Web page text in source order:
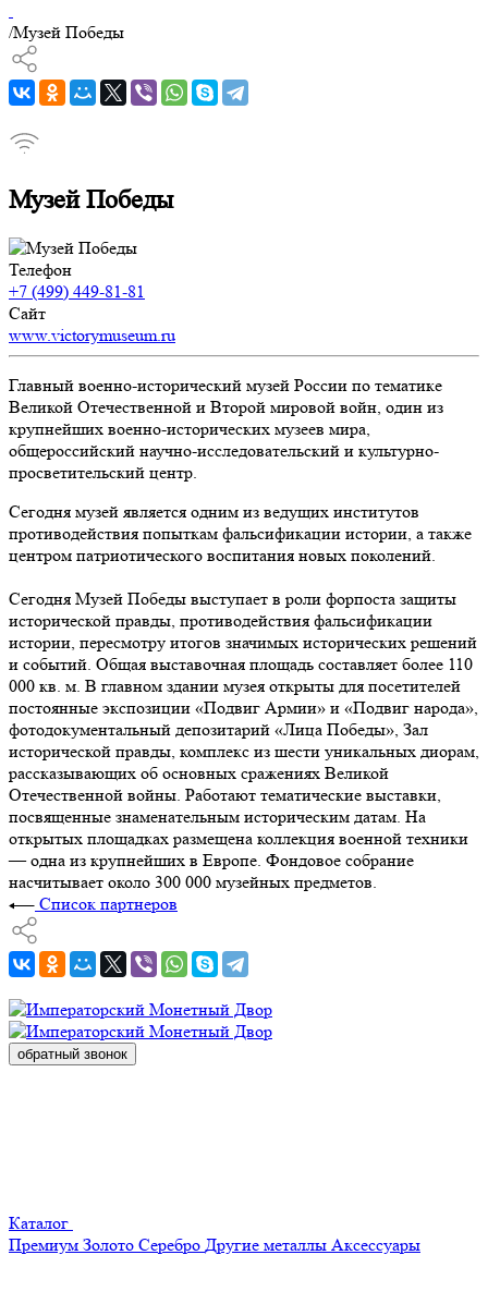
/Музей Победы
Музей Победы
Телефон
+7 (499) 449-81-81
Сайт
www.victorymuseum.ru
Главный военно-исторический музей России по тематике
Великой Отечественной и Второй мировой войн, один из
крупнейших военно-исторических музеев мира,
общероссийский научно-исследовательский и культурно-
просветительский центр.
Сегодня музей является одним из ведущих институтов
противодействия попыткам фальсификации истории, а также
центром патриотического воспитания новых поколений.
Сегодня Музей Победы выступает в роли форпоста защиты
исторической правды, противодействия фальсификации
истории, пересмотру итогов значимых исторических решений
и событий. Общая выставочная площадь составляет более 110
000 кв. м. В главном здании музея открыты для посетителей
постоянные экспозиции «Подвиг Армии» и «Подвиг народа»,
фотодокументальный депозитарий «Лица Победы», Зал
исторической правды, комплекс из шести уникальных диорам,
рассказывающих об основных сражениях Великой
Отечественной войны. Работают тематические выставки,
посвященные знаменательным историческим датам. На
открытых площадках размещена коллекция военной техники
— одна из крупнейших в Европе. Фондовое собрание
насчитывает около 300 000 музейных предметов.
Список партнеров
обратный звонок
Каталог
Премиум Золото Серебро Другие металлы Аксессуары